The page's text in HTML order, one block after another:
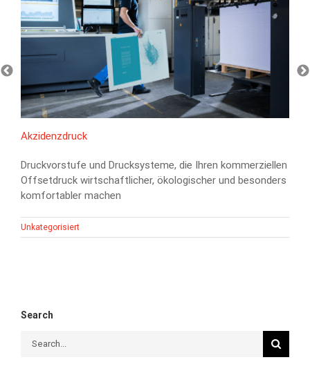
Akzidenzdruck
Druckvorstufe und Drucksysteme, die Ihren kommerziellen
Offsetdruck wirtschaftlicher, ökologischer und besonders
komfortabler machen
Unkategorisiert
Search
Search